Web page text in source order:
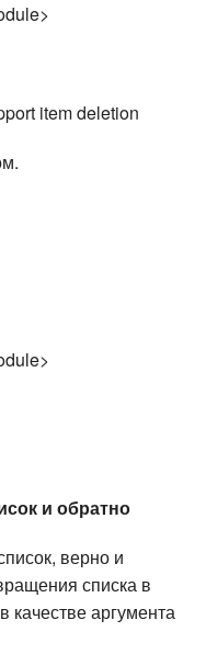
item deletion
и обратно
верно и
списка в
качестве аргумента